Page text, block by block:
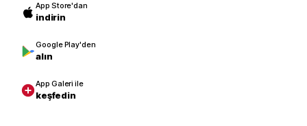
App Store'dan
indirin
Google Play'den
alın
App Galeri ile
keşfedin